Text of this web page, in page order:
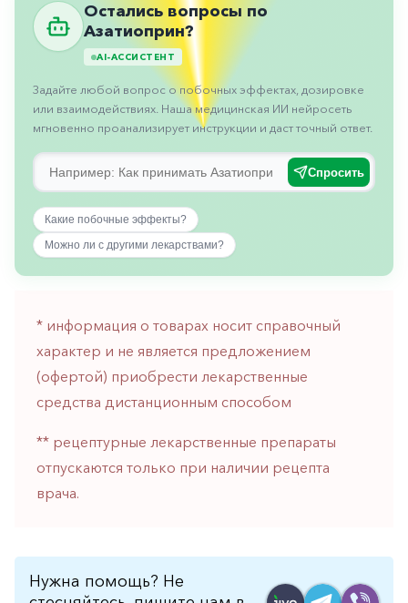
Пульмонология
Сердечные
Сосудистые
Тромбозы
Урология
Ухо-
горло-
нос
Хирургия
Остались вопросы по
Азатиоприн?
AI-АССИСТЕНТ
Задайте любой вопрос о побочных эффектах, дозировке
или взаимодействиях. Наша медицинская ИИ нейросеть
мгновенно проанализирует инструкции и даст точный ответ.
Спросить
Какие побочные эффекты?
Можно ли с другими лекарствами?
* информация о товарах носит справочный
характер и не является предложением
(офертой) приобрести лекарственные
средства дистанционным способом
** рецептурные лекарственные препараты
отпускаются только при наличии рецепта
врача.
Нужна помощь? Не